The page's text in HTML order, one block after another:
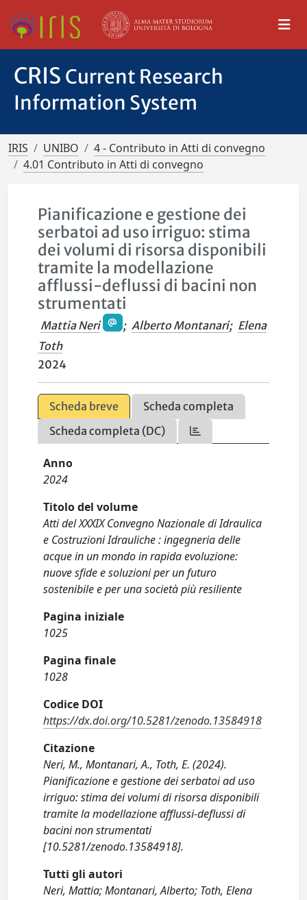
CRIS Current Research
Information System
IRIS UNIBO
4 - Contributo in Atti di convegno
4.01 Contributo in Atti di convegno
Pianificazione e gestione dei
serbatoi ad uso irriguo: stima
dei volumi di risorsa disponibili
tramite la modellazione
afflussi-deflussi di bacini non
strumentati
Mattia Neri ; Alberto Montanari; Elena
Toth
2024
Scheda breve
Scheda completa
Scheda completa (DC)
Anno
2024
Titolo del volume
Atti del XXXIX Convegno Nazionale di Idraulica
e Costruzioni Idrauliche : ingegneria delle
acque in un mondo in rapida evoluzione:
nuove sfide e soluzioni per un futuro
sostenibile e per una società più resiliente
Pagina iniziale
1025
Pagina finale
1028
Codice DOI
https://dx.doi.org/10.5281/zenodo.13584918
Citazione
Neri, M., Montanari, A., Toth, E. (2024).
Pianificazione e gestione dei serbatoi ad uso
irriguo: stima dei volumi di risorsa disponibili
tramite la modellazione afflussi-deflussi di
bacini non strumentati
[10.5281/zenodo.13584918].
Tutti gli autori
Neri, Mattia; Montanari, Alberto; Toth, Elena